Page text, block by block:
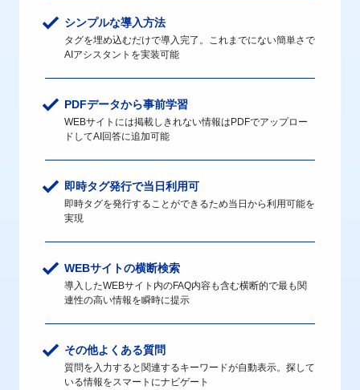
シンプルな導入方法
タグを埋め込むだけで導入完了。これまでにない簡単さで
AIアシスタントを実装可能
PDFデータから事前学習
WEBサイトには掲載しきれない情報はPDFでアップロー
ドしてAI回答に追加可能
即時タグ発行で当日利用可
即時タグを発行することができるため当日から利用可能を
実現
WEBサイトの横断検索
導入したWEBサイト内のFAQ内容も含む横断的で最も関
連性の高い情報を瞬時に提示
その他よくある質問
質問を入力すると関連するキーワードが自動表示。探して
いる情報をスマートにナビゲート